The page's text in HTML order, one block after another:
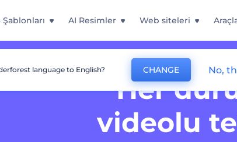
AI Resimler Web siteleri
Her
videolu
language to English? CHANGE No,